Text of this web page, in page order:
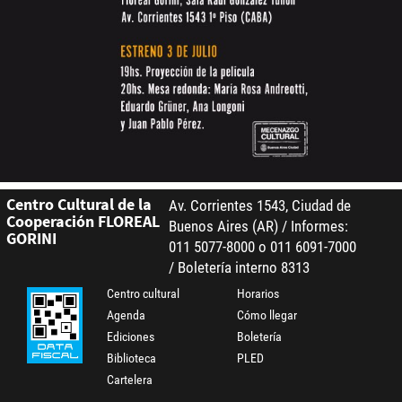
Centro Cultural de la
Cooperación FLOREAL
GORINI
Av. Corrientes 1543, Ciudad de
Buenos Aires (AR) / Informes:
011 5077-8000 o 011 6091-7000
/ Boletería interno 8313
Centro cultural
Agenda
Ediciones
Biblioteca
Cartelera
Horarios
Cómo llegar
Boletería
PLED